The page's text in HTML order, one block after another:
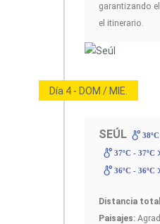
garantizando
el itinerario.
Día 4 - DOM / MIE.
SEÚL
37ºC - 37ºC
36ºC - 36ºC
Distancia
Paisajes: